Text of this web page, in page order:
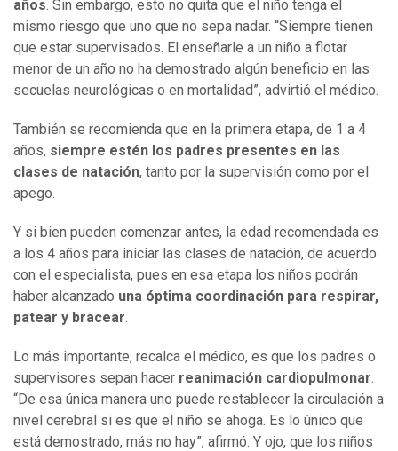
años . Sin embargo, esto no quita que el niño tenga el
mismo riesgo que uno que no sepa nadar. “Siempre tienen
que estar supervisados. El enseñarle a un niño a flotar
menor de un año no ha demostrado algún beneficio en las
secuelas neurológicas o en mortalidad”, advirtió el médico.
También se recomienda que en la primera etapa, de 1 a 4
años, siempre estén los padres presentes en las
clases de natación, tanto por la supervisión como por el
apego.
Y si bien pueden comenzar antes, la edad recomendada es
a los 4 años para iniciar las clases de natación, de acuerdo
con el especialista, pues en esa etapa los niños podrán
haber alcanzado una óptima coordinación para respirar,
patear y bracear
Lo más importante, recalca el médico, es que los padres o
supervisores sepan hacer reanimación cardiopulmonar
“De esa única manera uno puede restablecer la circulación a
nivel cerebral si es que el niño se ahoga. Es lo único que
está demostrado, más no hay”, afirmó. Y ojo, que los niños